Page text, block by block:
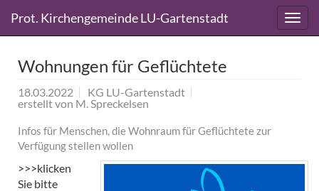
zum
Inhalt
Prot. Kirchengemeinde LU-Gartenstadt
zum
Inhalt
Wohnungen für Geflüchtete
18.03.2022
KG LU-Gartenstadt
erstellt von M. Spreckelsen
Infos für Menschen, die Wohnraum für Geflüchtete zur
Verfügung stellen wollen
>>>klicken
Sie bitte